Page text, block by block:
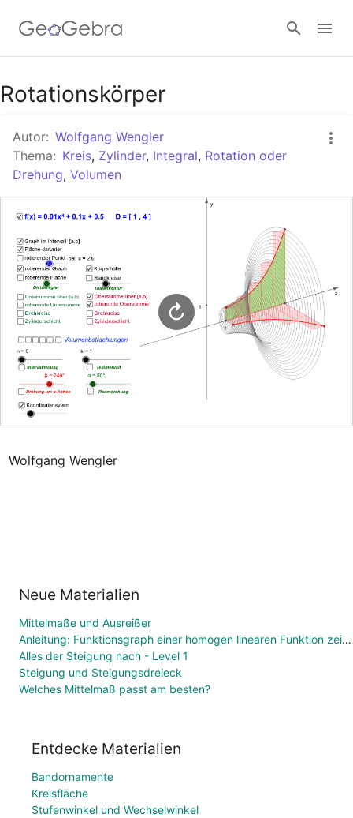
Google Classroom
GeoGebra Classroom
Rotationskörper
Autor: Wolfgang Wengler
Thema: Kreis, Zylinder, Integral, Rotation oder
Drehung, Volumen
Wolfgang Wengler
Neue Materialien
Mittelmaße und Ausreißer
Anleitung: Funktionsgraph einer homogen linearen Funktion zeichnen
Alles der Steigung nach - Level 1
Steigung und Steigungsdreieck
Welches Mittelmaß passt am besten?
Entdecke Materialien
Bandornamente
Kreisfläche
Stufenwinkel und Wechselwinkel